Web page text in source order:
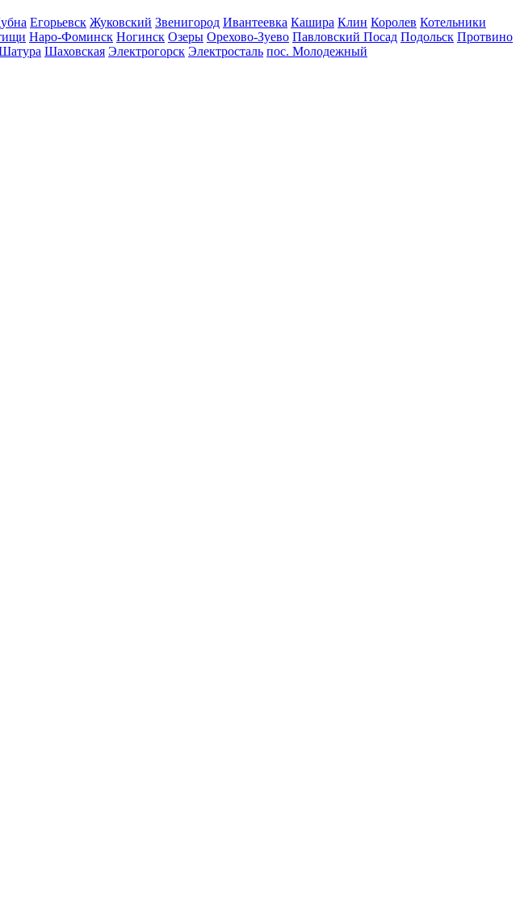
Егорьевск Жуковский Звенигород Ивантеевка Кашира Клин Королев Котельники
Наро-Фоминск Ногинск Озеры Орехово-Зуево Павловский Посад Подольск Протвино
Шаховская Электрогорск Электросталь пос. Молодежный